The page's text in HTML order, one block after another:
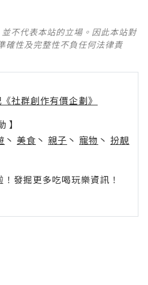
不代表本站的立場。因此本站對
確性及完整性不負任何法律責
社群創作有價企劃》
】
丶 美食 丶 親子 丶 寵物 丶 扮靚
發掘更多吃喝玩樂資訊！